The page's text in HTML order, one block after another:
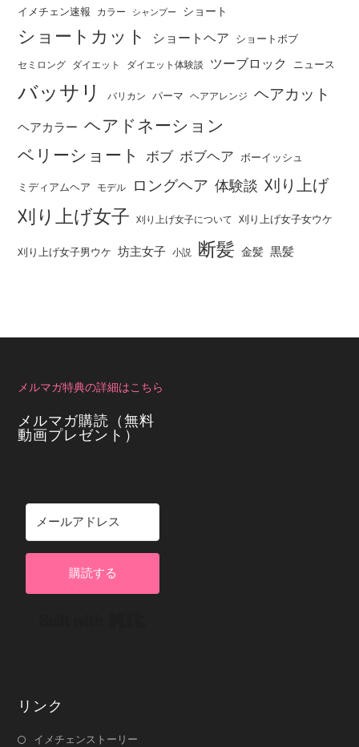
イメチェン速報 カラー シャンプー ショート
ショートカット ショートヘア ショートボブ
セミロング ダイエット ダイエット体験談 ツーブロック ニュース
バッサリ バリカン パーマ ヘアアレンジ ヘアカット
ヘアカラー ヘアドネーション
ベリーショート
ボブ ボブヘア ボーイッシュ
ミディアムヘア モデル ロングヘア 体験談 刈り上げ
刈り上げ女子 刈り上げ女子について 刈り上げ女子女ウケ
刈り上げ女子男ウケ 坊主女子 小説 断髪 金髪 黒髪
メルマガ特典の詳細はこちら
メルマガ購読（無料
動画プレゼント）
購読する
リンク
イメチェンストーリー